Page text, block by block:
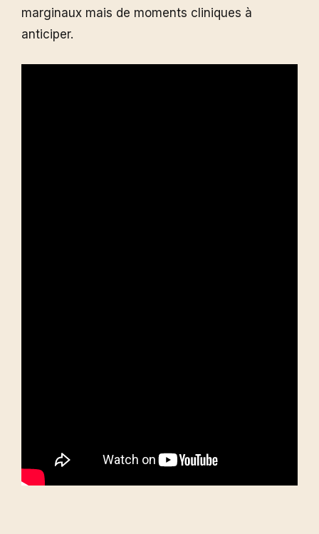
marginaux mais de moments cliniques à
anticiper.